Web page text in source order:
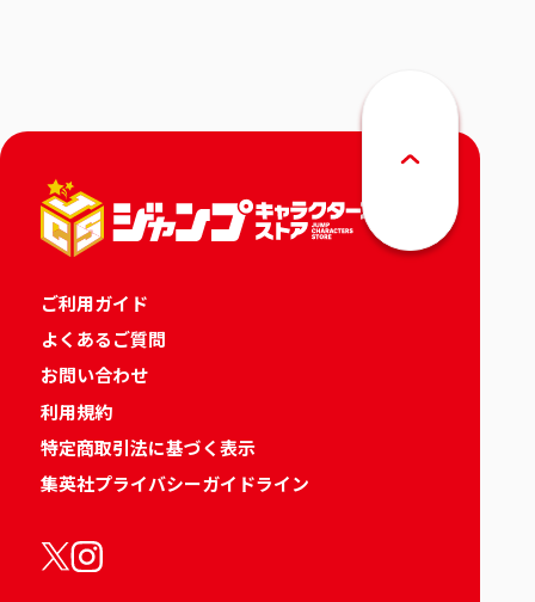
ご利用ガイド
よくあるご質問
お問い合わせ
利用規約
特定商取引法に基づく表示
集英社プライバシーガイドライン